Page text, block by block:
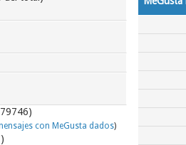
con MeGusta dados)